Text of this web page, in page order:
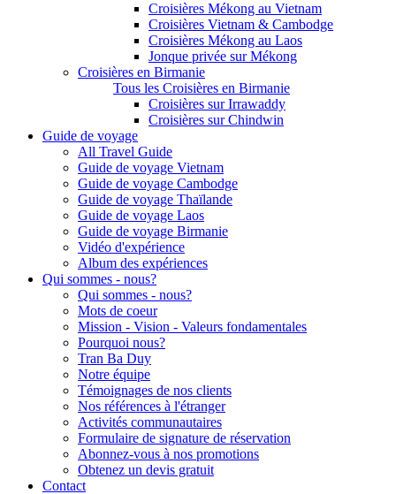
Croisières Mékong au Vietnam
Croisières Vietnam & Cambodge
Croisières Mékong au Laos
Jonque privée sur Mékong
Croisières en Birmanie
Tous les Croisières en Birmanie
Croisières sur Irrawaddy
Croisières sur Chindwin
Guide de voyage
All Travel Guide
Guide de voyage Vietnam
Guide de voyage Cambodge
Guide de voyage Thaïlande
Guide de voyage Laos
Guide de voyage Birmanie
Vidéo d'expérience
Album des expériences
Qui sommes - nous?
Qui sommes - nous?
Mots de coeur
Mission - Vision - Valeurs fondamentales
Pourquoi nous?
Tran Ba Duy
Notre équipe
Témoignages de nos clients
Nos références à l'étranger
Activités communautaires
Formulaire de signature de réservation
Abonnez-vous à nos promotions
Obtenez un devis gratuit
Contact